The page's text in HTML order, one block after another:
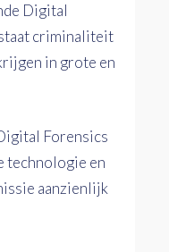
Digital
criminaliteit
in grote en
Forensics
technologie en
aanzienlijk